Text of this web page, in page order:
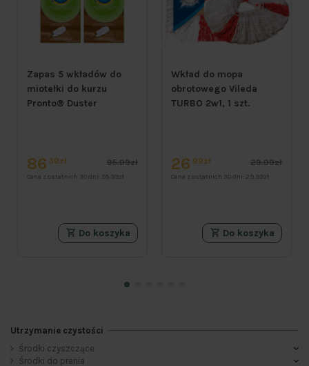
Zapas 5 wkładów do
miotełki do kurzu
Pronto® Duster
86 39zł 95.99zł
Cena z ostatnich 30 dni: 95.99zł
Do koszyka
Wkład do mopa
obrotowego Vileda
TURBO 2w1, 1 szt.
26 99zł 29.99zł
Cena z ostatnich 30 dni: 29.99zł
Do koszyka
Kategorie
Utrzymanie czystości
Środki czyszczące
Środki do prania